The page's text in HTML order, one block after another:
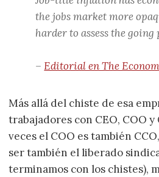
the jobs market more
harder to assess the going
–Editorial en The
Más allá del chiste de esa
trabajadores con CEO, COO y
veces el COO es también
ser también el liberado
terminamos con los chistes),